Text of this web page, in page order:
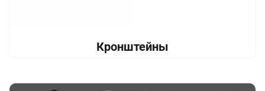
Кронштейны